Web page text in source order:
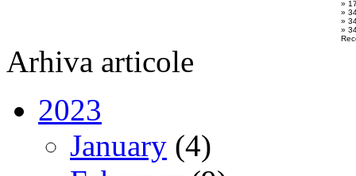
»
»
»
»
Arhiva articole
2023
January (4)